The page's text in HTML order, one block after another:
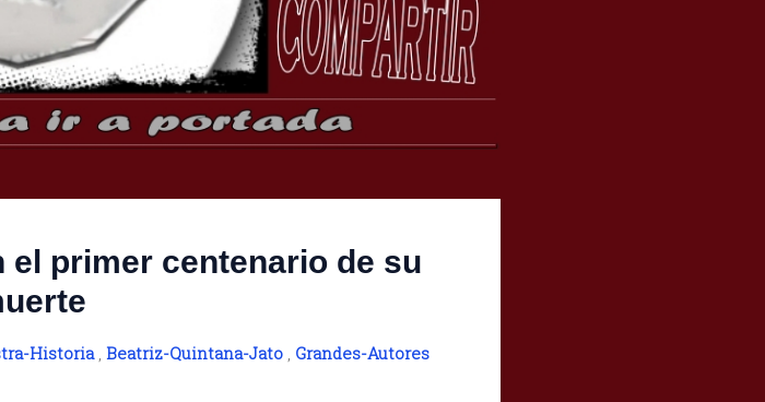
el primer centenario de su
Historia, Beatriz-Quintana-Jato, Grandes-Autores